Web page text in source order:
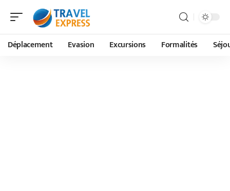
Déplacement Evasion Excursions Formalités